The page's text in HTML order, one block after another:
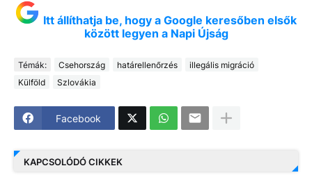
Itt állíthatja be, hogy a Google keresőben elsők
között legyen a Napi Újság
Témák: Csehország határellenőrzés
illegális migráció
Külföld
Szlovákia
Facebook
KAPCSOLÓDÓ CIKKEK